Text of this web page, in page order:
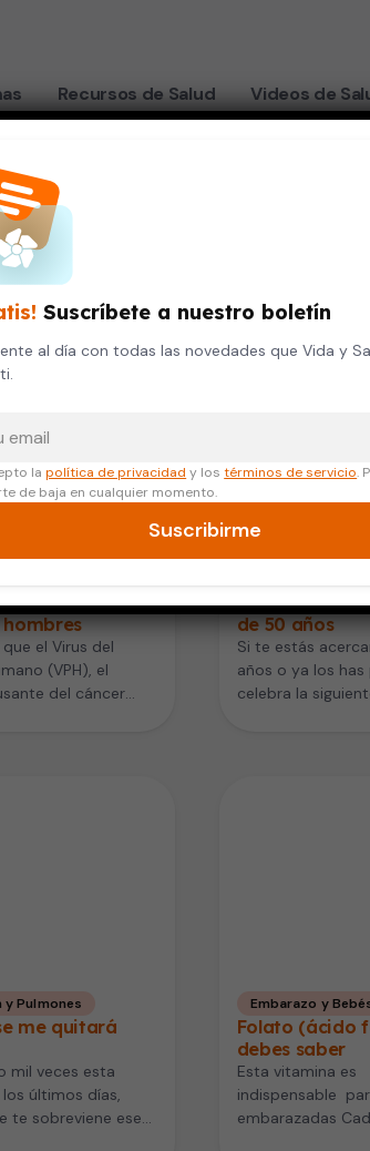
Recursos de Salud Videos de
es un
el Virus del
(VPH), el
del cáncer
Adultos Mayores
vida en
de 50 años
Si te estás
años o ya los has
celebra la
y Pulmones
me quitará
mil veces esta
últimos días,
te sobreviene ese
Embarazo y
Folato (ácido
debes saber
Esta vitamina es
indispensable
embarazadas
Suscríbete a nuestro boletín
al día con todas las novedades que Vida y
lapolítica de privacidad y lostérminos de servicio.
de baja en cualquier momento.
Suscribirme